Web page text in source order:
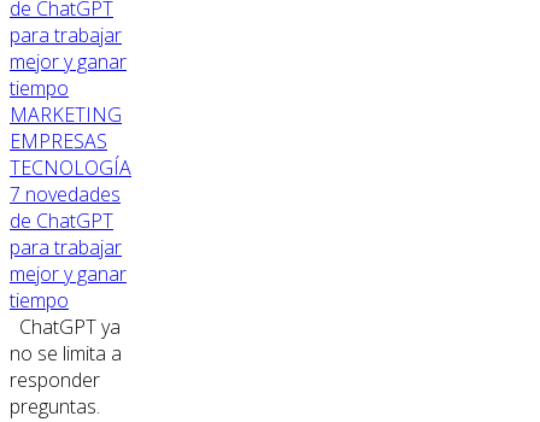
MARKETING
EMPRESAS
TECNOLOGÍA
7 novedades
de ChatGPT
para trabajar
mejor y ganar
tiempo
ChatGPT ya
no se limita a
responder
preguntas.